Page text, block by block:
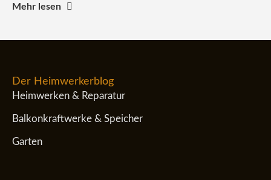
Mehr lesen
Der Heimwerkerblog
Heimwerken & Reparatur
Balkonkraftwerke & Speicher
Garten